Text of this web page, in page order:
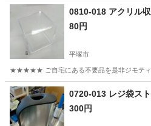
0810-018 アクリル
80円
平塚市
★★★★★ ご自宅にある不要品を是非ジモティ
神奈川 平塚市 アクリル
0720-013 レジ袋ス
300円